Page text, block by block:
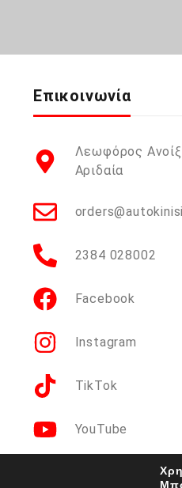
Επικοινωνία
Λεωφόρος
Αριδαία
2384 028002
Facebook
Instagram
TikTok
YouTube